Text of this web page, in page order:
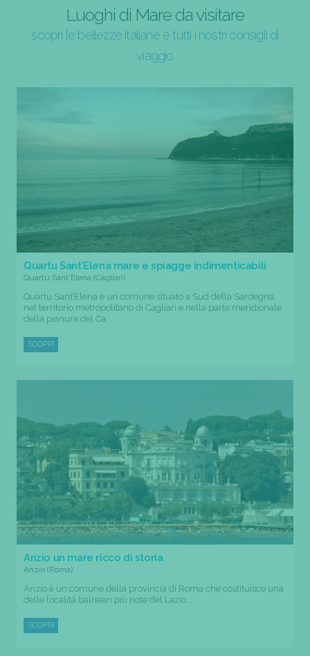
Luoghi di Mare da visitare
scopri le bellezze italiane e tutti i nostri consigli di
viaggio
Quartu Sant’Elena mare e spiagge indimenticabili
Quartu Sant'Elena (Cagliari)
Quartu Sant’Elena è un comune situato a Sud della Sardegna,
nel territorio metropolitano di Cagliari e nella parte meridionale
della pianura del Ca...
SCOPRI
Anzio un mare ricco di storia
Anzio (Roma)
Anzio è un comune della provincia di Roma che costituisce una
delle località balneari più note del Lazio....
SCOPRI